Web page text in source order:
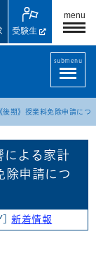
menu
受験生
submenu
後期》授業料免除申請につ
による家計
除申請につ
新着情報